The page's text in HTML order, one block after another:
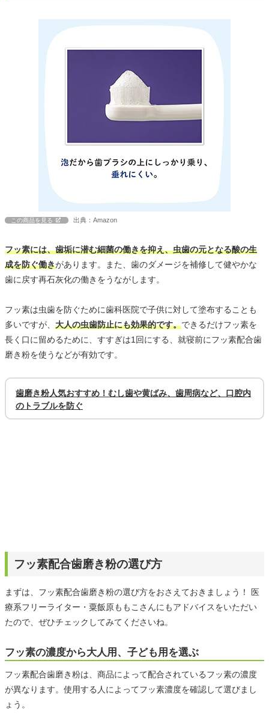
この商品を見る 出典：Amazon
フッ素には、歯垢に潜む細菌の働きを抑え、虫歯の元となる酸の生
成を防ぐ働きがあります。また、歯のダメージを補修して健やかな
歯に戻す再石灰化の働きをうながします。
フッ素は虫歯を防ぐために歯科医院で子供に対して塗布することも
多いですが、 大人の虫歯防止にも効果的です。できるだけフッ素を
長く口に留めるために、すすぎは1回にする、就寝前にフッ素配合歯
磨き粉を使うなどが有効です。
歯磨き粉人気おすすめ！むし歯や黄ばみ、歯周病など、口腔内
のトラブルを防ぐ
フッ素配合歯磨き粉の選び方
まずは、フッ素配合歯磨き粉の選び方をおさえておきましょう！ 医
療系フリーライター・粟飯原ももこさんにもアドバイスをいただい
たので、ぜひチェックしてみてくださいね。
フッ素の濃度から大人用、子ども用を選ぶ
フッ素配合歯磨き粉は、商品によって配合されているフッ素の濃度
が異なります。使用する人によってフッ素濃度を確認して選びまし
ょう。